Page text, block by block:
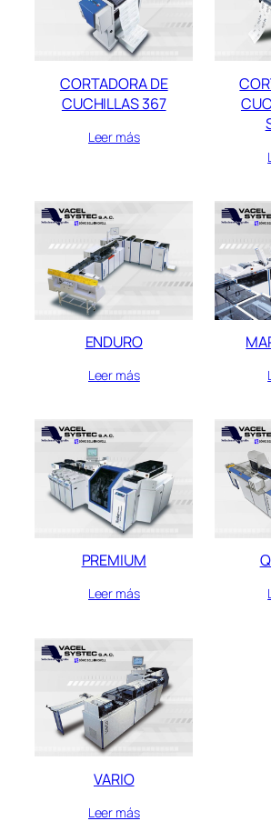
CORTADORA DE
CUCHILLAS 367
Leer más
ENDURO
Leer más
PREMIUM
Leer más
VARIO
Leer más